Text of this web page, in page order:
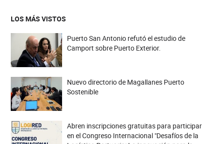
LOS MÁS VISTOS
Puerto San Antonio refutó el estudio de
Camport sobre Puerto Exterior.
Nuevo directorio de Magallanes Puerto
Sostenible
Abren inscripciones gratuitas para participar
en el Congreso Internacional "Desafíos de la